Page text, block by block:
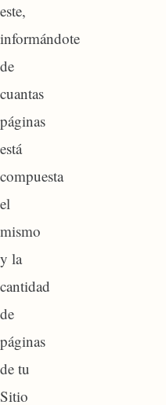
este,
informándote
de
cuantas
páginas
está
compuesta
el
mismo
y la
cantidad
de
páginas
de tu
Sitio